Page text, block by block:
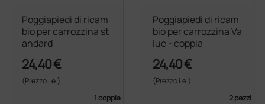
Poggiapiedi di ricam
bio per carrozzina st
andard
24,40 €
(Prezzo i.e.)
1 coppia
Poggiapiedi di ricam
bio per carrozzina Va
lue - coppia
24,40 €
(Prezzo i.e.)
2 pezzi